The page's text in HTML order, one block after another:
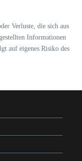
Verluste, die sich aus
Informationen
auf eigenes Risiko des